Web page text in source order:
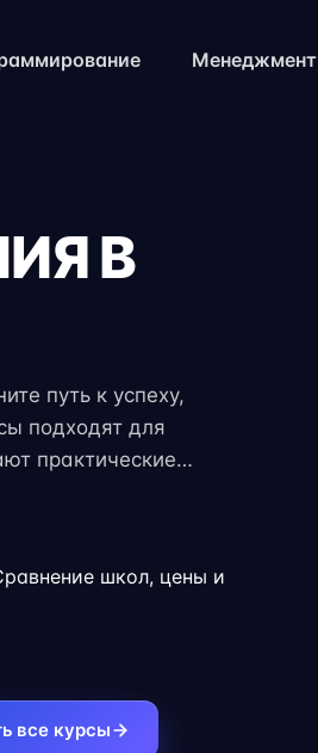
Менеджмент
В
путь к успеху,
подходят для
практические
Гибкий
с работой,
школ, цены и
все курсы